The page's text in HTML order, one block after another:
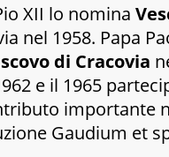
XII lo nomina
nel 1958. Papa
di Cracovia
e il 1965
importante
Gaudium et